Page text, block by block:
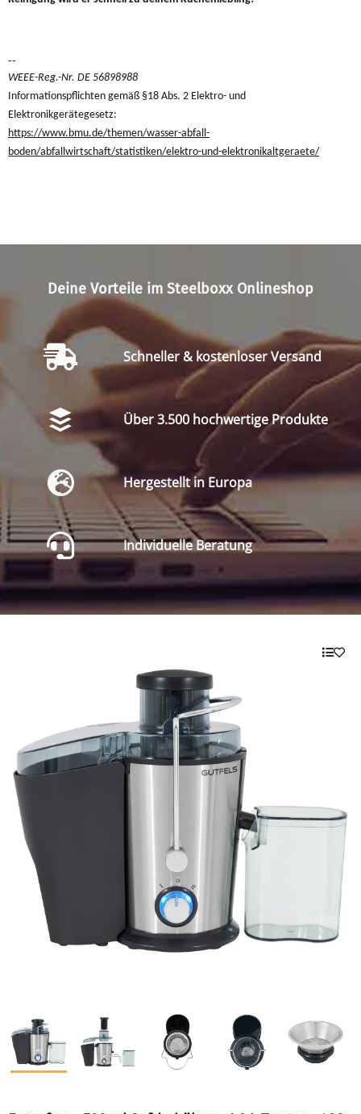
--
WEEE-Reg.-Nr. DE 56898988
Informationspflichten gemäß §18 Abs. 2 Elektro- und
Elektronikgerätegesetz:
https://www.bmu.de/themen/wasser-abfall-
boden/abfallwirtschaft/statistiken/elektro-und-elektronikaltgeraete/
Deine Vorteile im Steelboxx Onlineshop
Schneller & kostenloser Versand
Über 3.500 hochwertige Produkte
Hergestellt in Europa
Individuelle Beratung